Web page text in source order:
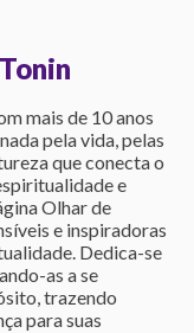
mais de 10 anos
pela vida, pelas
que conecta o
e
Olhar de
e inspiradoras
Dedica-se
as a se
trazendo
para suas